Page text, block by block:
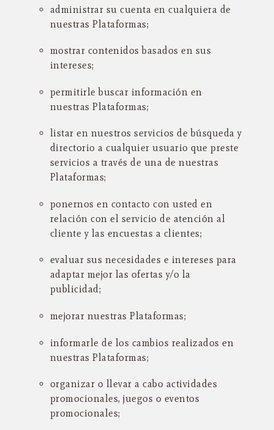
administrar su cuenta en cualquiera de
nuestras Plataformas;
mostrar contenidos basados en sus
intereses;
permitirle buscar información en
nuestras Plataformas;
listar en nuestros servicios de búsqueda y
directorio a cualquier usuario que preste
servicios a través de una de nuestras
Plataformas;
ponernos en contacto con usted en
relación con el servicio de atención al
cliente y las encuestas a clientes;
evaluar sus necesidades e intereses para
adaptar mejor las ofertas y/o la
publicidad;
mejorar nuestras Plataformas;
informarle de los cambios realizados en
nuestras Plataformas;
organizar o llevar a cabo actividades
promocionales, juegos o eventos
promocionales;